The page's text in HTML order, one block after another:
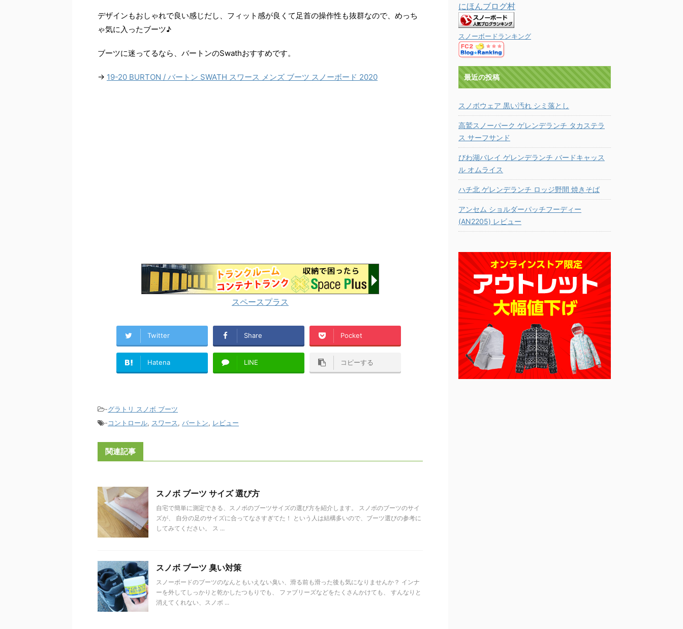
デザインもおしゃれで良い感じだし、フィット感が良くて足首の操作性も抜群なので、めっち
ゃ気に入ったブーツ♪
ブーツに迷ってるなら、バートンのSwathおすすめです。
→ 19-20 BURTON / バートン SWATH スワース メンズ ブーツ スノーボード 2020
スペースプラス
Twitter Share Pocket
Hatena LINE コピーする
-グラトリ スノボ ブーツ
-コントロール, スワース, バートン, レビュー
関連記事
スノボ ブーツ サイズ 選び方
自宅で簡単に測定できる、スノボのブーツサイズの選び方を紹介します。 スノボのブーツのサイ
ズが、 自分の足のサイズに合ってなさすぎてた！ という人は結構多いので、ブーツ選びの参考に
してみてください。 ス ...
スノボ ブーツ 臭い対策
スノーボードのブーツのなんともいえない臭い、滑る前も滑った後も気になりませんか？ インナ
ーを外してしっかりと乾かしたつもりでも、 ファブリーズなどをたくさんかけても、 すんなりと
消えてくれない、スノボ ...
にほんブログ村
スノーボードランキング
最近の投稿
スノボウェア 黒い汚れ シミ落とし
高鷲スノーパーク ゲレンデランチ タカステラ
ス サーフサンド
びわ湖バレイ ゲレンデランチ バードキャッス
ル オムライス
ハチ北 ゲレンデランチ ロッジ野間 焼きそば
アンセム ショルダーパッチフーディー
(AN2205) レビュー